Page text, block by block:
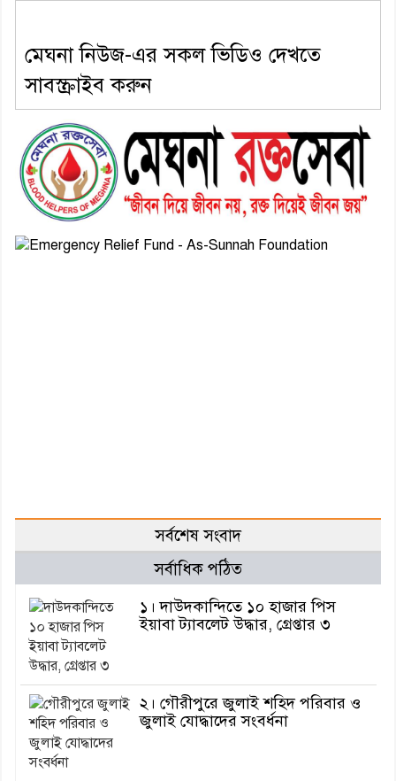
মেঘনা নিউজ-এর সকল ভিডিও দেখতে
সাবস্ক্রাইব করুন
সর্বশেষ সংবাদ
সর্বাধিক পঠিত
১। দাউদকান্দিতে ১০ হাজার পিস
ইয়াবা ট্যাবলেট উদ্ধার, গ্রেপ্তার ৩
২। গৌরীপুরে জুলাই শহিদ পরিবার ও
জুলাই যোদ্ধাদের সংবর্ধনা